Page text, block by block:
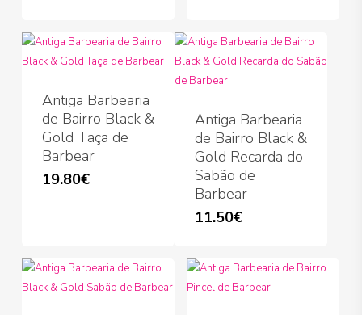
Antiga Barbearia
de Bairro Black &
Gold Taça de
Barbear
19.80€
Antiga Barbearia
de Bairro Black &
Gold Recarda do
Sabão de
Barbear
11.50€